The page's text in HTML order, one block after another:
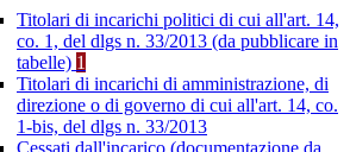
Titolari di incarichi politici di cui all'art. 14,
co. 1, del dlgs n. 33/2013 (da pubblicare in
tabelle) 1
Titolari di incarichi di amministrazione, di
direzione o di governo di cui all'art. 14, co.
1-bis, del dlgs n. 33/2013